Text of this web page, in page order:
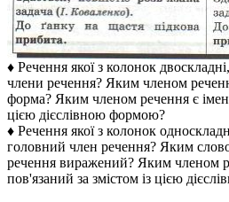
♦ Речення якої з колонок
члени речення? Яким членом
форма? Яким членом речення є
цією дієслівною формою?
♦ Речення якої з колонок
головний член речення? Яким
речення виражений? Яким членом
пов'язаний за змістом із цією